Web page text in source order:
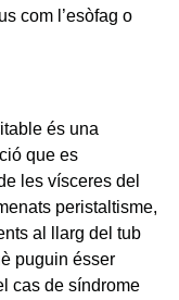
com l’esòfag o
és una
que es
les vísceres del
peristaltisme,
al llarg del tub
puguin ésser
cas de síndrome